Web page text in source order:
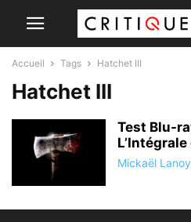
Accueil Tags Hatchet III
Hatchet III
Test Blu-
Mickaël